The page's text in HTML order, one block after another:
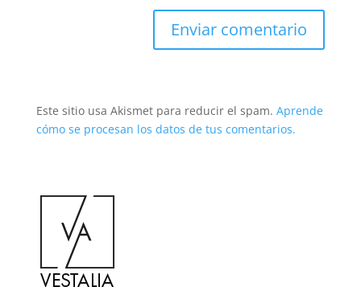
Este sitio usa Akismet para reducir el spam. Aprende
cómo se procesan los datos de tus comentarios.